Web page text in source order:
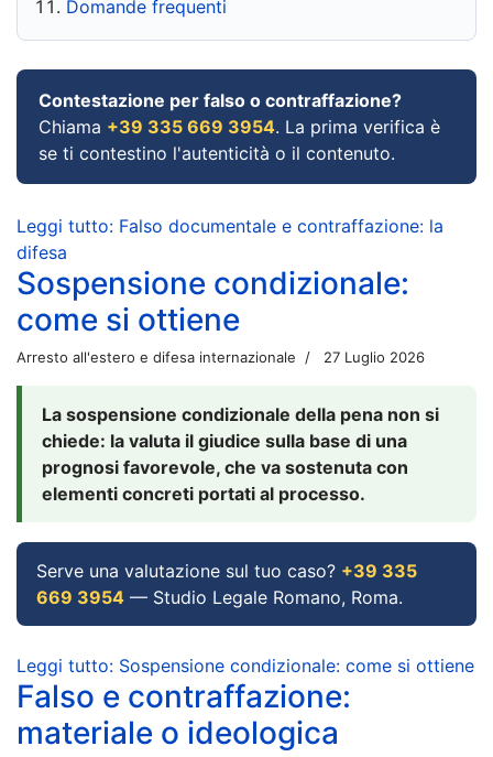
Domande frequenti
Contestazione per falso o contraffazione?
Chiama +39 335 669 3954. La prima verifica è
se ti contestino l'autenticità o il contenuto.
Leggi tutto: Falso documentale e contraffazione: la
difesa
Sospensione condizionale:
come si ottiene
Arresto all'estero e difesa internazionale 27 Luglio 2026
La sospensione condizionale della pena non si
chiede: la valuta il giudice sulla base di una
prognosi favorevole, che va sostenuta con
elementi concreti portati al processo.
Serve una valutazione sul tuo caso? +39 335
669 3954 — Studio Legale Romano, Roma.
Leggi tutto: Sospensione condizionale: come si ottiene
Falso e contraffazione:
materiale o ideologica